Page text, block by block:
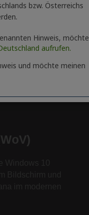
bzw. Österreichs
Hinweis, möchte
aufrufen.
und möchte meinen